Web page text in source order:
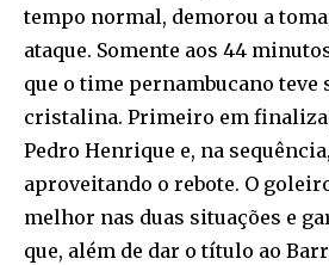
tempo normal, demorou a
ataque. Somente aos 44
que o time pernambucano teve
cristalina. Primeiro em
Pedro Henrique e, na
aproveitando o rebote. O
melhor nas duas situações e
que, além de dar o título ao